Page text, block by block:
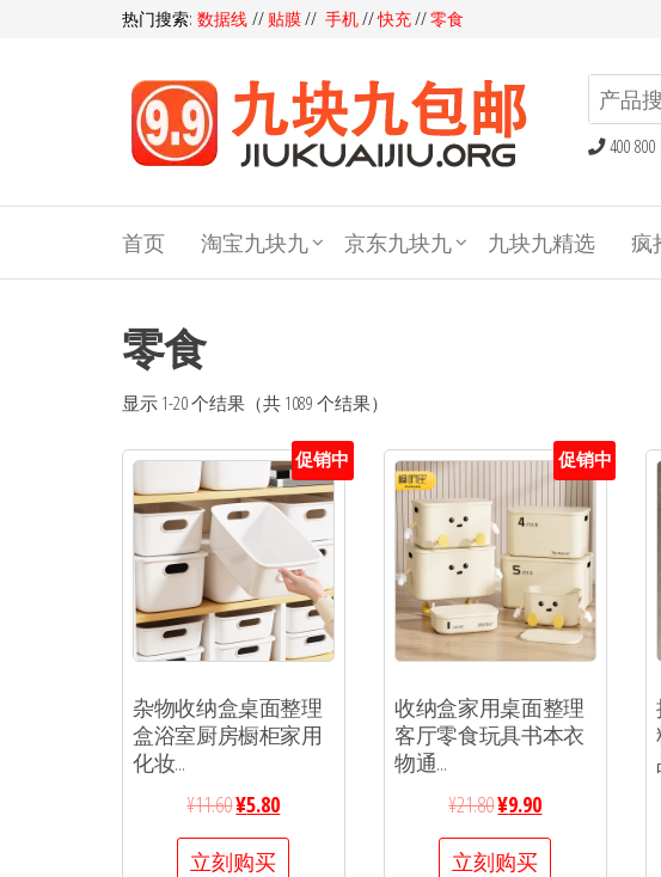
热门搜索: 数据线 // 贴膜// 手机//快充//零食
九包
邮,9
邮,9.9
元包
邮,九
块九
官网
400 800
首页 淘宝九块九 京东九块九 九块九精选 疯
零食
显示 1-20 个结果（共 1089 个结果）
促销中
杂物收纳盒桌面整理
盒浴室厨房橱柜家用
化妆...
¥11.60¥5.80
立刻购买
促销中
收纳盒家用桌面整理
客厅零食玩具书本衣
物通...
¥21.80¥9.90
立刻购买